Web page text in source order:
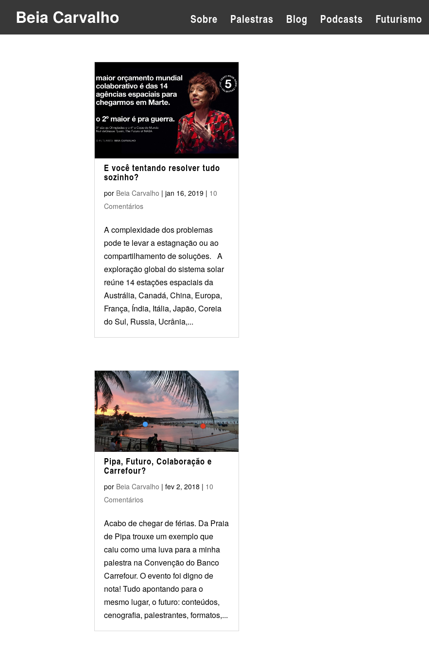
Sobre Palestras Blog Podcasts Futurismo
E você tentando resolver tudo
sozinho?
por Beia Carvalho | jan 16, 2019| 10
Comentários
A complexidade dos problemas
pode te levar a estagnação ou ao
compartilhamento de soluções. A
exploração global do sistema solar
reúne 14 estações espaciais da
Austrália, Canadá, China, Europa,
França, Índia, Itália, Japão, Coreia
do Sul, Russia, Ucrânia,...
Pipa, Futuro, Colaboração e
Carrefour?
por Beia Carvalho | fev 2, 2018 | 10
Comentários
Acabo de chegar de férias. Da Praia
de Pipa trouxe um exemplo que
caiu como uma luva para a minha
palestra na Convenção do Banco
Carrefour. O evento foi digno de
nota! Tudo apontando para o
mesmo lugar, o futuro: conteúdos,
cenografia, palestrantes, formatos,...